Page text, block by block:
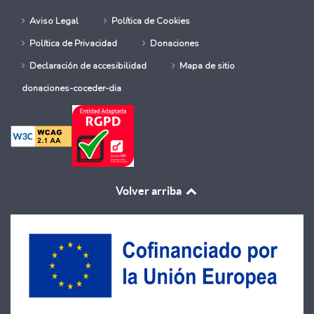
Aviso Legal
Política de Cookies
Política de Privacidad
Donaciones
Declaración de accesibilidad
Mapa de sitio
donaciones-coceder-dia
Volver arriba